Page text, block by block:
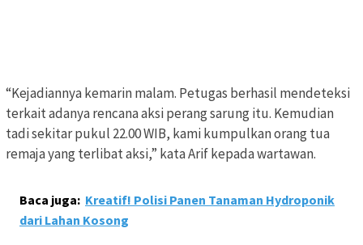
“Kejadiannya kemarin malam. Petugas berhasil mendeteksi
terkait adanya rencana aksi perang sarung itu. Kemudian
tadi sekitar pukul 22.00 WIB, kami kumpulkan orang tua
remaja yang terlibat aksi,” kata Arif kepada wartawan.
Baca juga: Kreatif! Polisi Panen Tanaman Hydroponik
dari Lahan Kosong